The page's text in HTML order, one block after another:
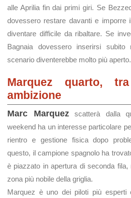
alle Aprilia fin dai primi giri. Se
dovessero restare davanti e imporre
diventare difficile da ribaltare. Se
Bagnaia dovessero inserirsi
scenario diventerebbe molto più aperto.
Marquez quarto,
ambizione
Marc Marquezscatterà dalla
weekend ha un interesse particolare
rientro e gestione fisica dopo
questo, il campione spagnolo ha
è piazzato in apertura di seconda
zona più nobile della griglia.
Marquez è uno dei piloti più esperti